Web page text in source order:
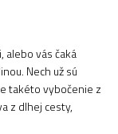
alebo vás čaká
Nech už sú
takéto vybočenie z
z dlhej cesty,